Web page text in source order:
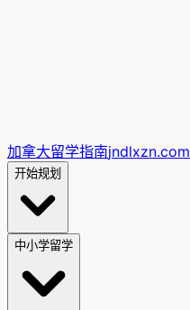
加拿大留学指南jndlxzn.com
开始规划
中小学留学